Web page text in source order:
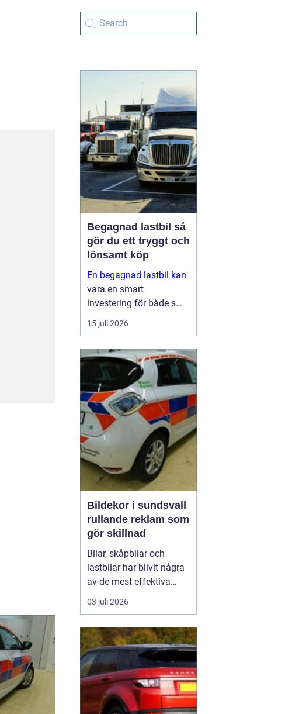
Begagnad lastbil så
gör du ett tryggt och
lönsamt köp
En begagnad lastbil kan
vara en smart
investering för både små
och stora företag. Du får
ofta mycket kapacitet
leveranstid och en bil
som redan visat vad den
går för i vardagen.
Sam...
15 juli 2026
Bildekor i sundsvall
rullande reklam som
gör skillnad
Bilar, skåpbilar och
lastbilar har blivit några
av de mest effektiva
reklampelarna vi har i
vardagen. En
att ett företag syns
överallt där fordonet rör
sig på E4:an, inne i
centrum, på
industriområdet eller
utanför kundens en...
03 juli 2026